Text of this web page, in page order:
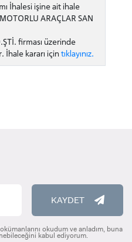
İhalesi işine ait ihale
ARAÇLAR SAN
firması üzerinde
İhale kararı içintıklayınız.
KAYDET
okudum ve anladım, buna
kabul ediyorum.